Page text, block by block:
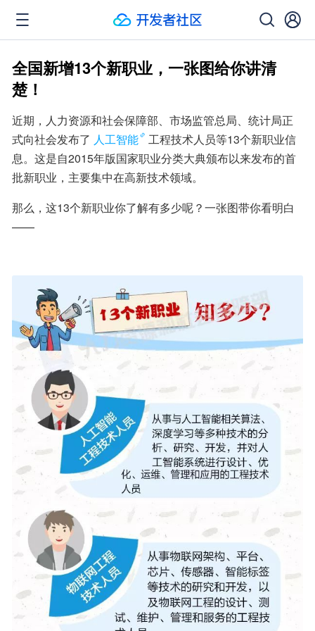
全国新增13个新职业，一张图给你讲清
楚！
近期，人力资源和社会保障部、市场监管总局、统计局正
式向社会发布了 人工智能
工程技术人员等13个新职业信
息。这是自2015年版国家职业分类大典颁布以来发布的首
批新职业，主要集中在高新技术领域。
那么，这13个新职业你了解有多少呢？一张图带你看明白
——